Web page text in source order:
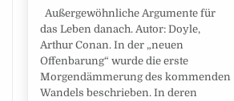
Außergewöhnliche Argumente für
das Leben danach. Autor: Doyle,
Arthur Conan. In der „neuen
Offenbarung“ wurde die erste
Morgendämmerung des kommenden
Wandels beschrieben. In deren